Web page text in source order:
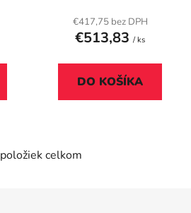
€417,75 bez DPH
€513,83 / ks
DO KOŠÍKA
O
položiek celkom